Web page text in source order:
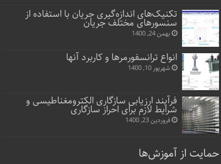
تکنیک‌های اندازه‌گیری جریان با استفاده از
سنسورهای مختلف جریان
بهمن 24, 1400
انواع ترانسفورمرها و کاربرد آنها
شهریور 10, 1400
فرآیند ارزیابی سازگاری الکترومغناطیسی و
شرایط لازم برای احراز سازگاری
فروردین 23, 1400
حمایت از آموزش‌ها